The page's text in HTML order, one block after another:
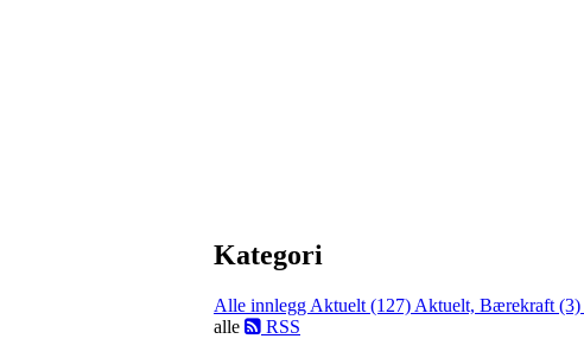
Kategori
Alle innlegg Aktuelt (127) Aktuelt, Bærekraft (3)
alle
RSS